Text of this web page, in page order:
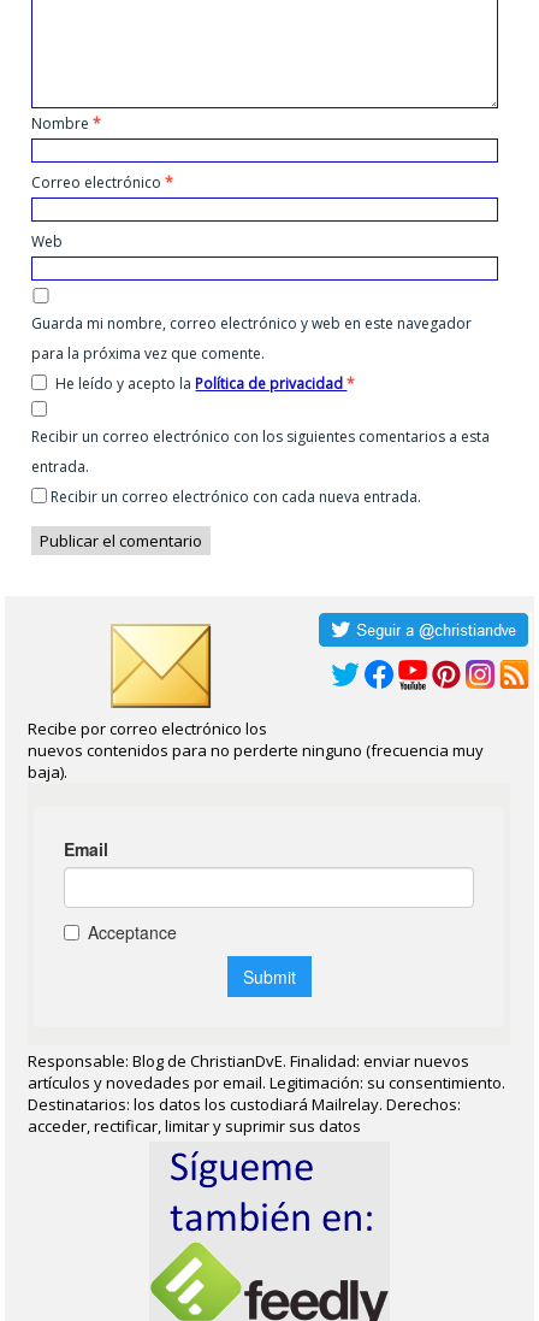
Nombre*
Correo electrónico*
Web
Guarda mi nombre, correo electrónico y web en este navegador
para la próxima vez que comente.
He leído y acepto laPolítica de privacidad*
Recibir un correo electrónico con los siguientes comentarios a esta
entrada.
Recibir un correo electrónico con cada nueva entrada.
Recibe por correo electrónico los
nuevos contenidos para no perderte ninguno (frecuencia muy
baja).
Responsable: Blog de ChristianDvE. Finalidad: enviar nuevos
artículos y novedades por email. Legitimación: su consentimiento.
Destinatarios: los datos los custodiará Mailrelay. Derechos:
acceder, rectificar, limitar y suprimir sus datos